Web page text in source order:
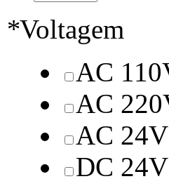
*Voltagem
AC
AC
AC 24V
DC 24V